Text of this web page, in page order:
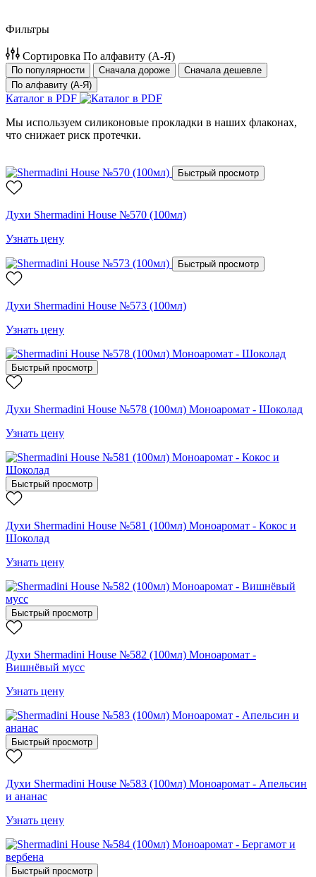
Фильтры
Сортировка По алфавиту (А-Я)
По популярности Сначала дороже
Сначала дешевле
По алфавиту (А-Я)
Каталог в PDF
Мы используем силиконовые прокладки в наших флаконах,
что снижает риск протечки.
Быстрый просмотр
Духи Shermadini House №570 (100мл)
Узнать цену
Быстрый просмотр
Духи Shermadini House №573 (100мл)
Узнать цену
Быстрый просмотр
Духи Shermadini House №578 (100мл) Моноаромат - Шоколад
Узнать цену
Быстрый просмотр
Духи Shermadini House №581 (100мл) Моноаромат - Кокос и
Шоколад
Узнать цену
Быстрый просмотр
Духи Shermadini House №582 (100мл) Моноаромат -
Вишнёвый мусс
Узнать цену
Быстрый просмотр
Духи Shermadini House №583 (100мл) Моноаромат - Апельсин
и ананас
Узнать цену
Быстрый просмотр